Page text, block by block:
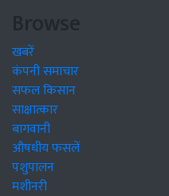
Browse
खबरें
कंपनी समाचार
सफल किसान
साक्षात्कार
बागवानी
औषधीय फसलें
पशुपालन
मशीनरी